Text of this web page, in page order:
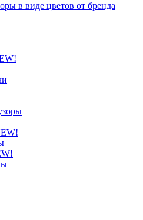
в виде цветов от бренда